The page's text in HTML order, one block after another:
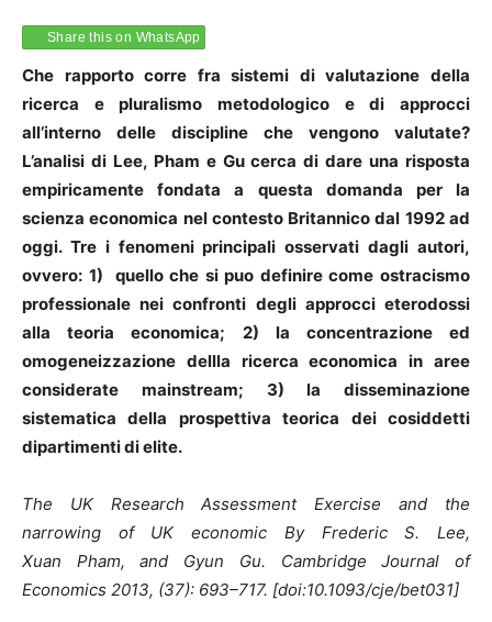
Share this on WhatsApp
Che rapporto corre fra sistemi di valutazione della
ricerca e pluralismo metodologico e di approcci
all’interno delle discipline che vengono valutate?
L’analisi di Lee, Pham e Gu cerca di dare una risposta
empiricamente fondata a questa domanda per la
scienza economica nel contesto Britannico dal 1992 ad
oggi. Tre i fenomeni principali osservati dagli autori,
ovvero: 1) quello che si puo definire come ostracismo
professionale nei confronti degli approcci eterodossi
alla teoria economica; 2) la concentrazione ed
omogeneizzazione dellla ricerca economica in aree
considerate mainstream; 3) la disseminazione
sistematica della prospettiva teorica dei cosiddetti
dipartimenti di elite.
The UK Research Assessment Exercise and the
narrowing of UK economic By Frederic S. Lee,
Xuan Pham, and Gyun Gu. Cambridge Journal of
Economics 2013, (37): 693–717. [doi:10.1093/cje/bet031]